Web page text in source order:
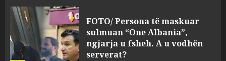
FOTO/ Persona të maskuar
sulmuan “One Albania”,
ngjarja u fsheh. A u vodhën
serverat?